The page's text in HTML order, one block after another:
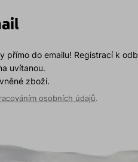
přímo do emailu! Registrací k
uvítanou.
zboží.
osobních údajů.